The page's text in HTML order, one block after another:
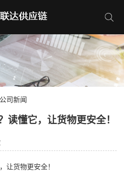
公司新闻
读懂它，让货物更安全！
让货物更安全！